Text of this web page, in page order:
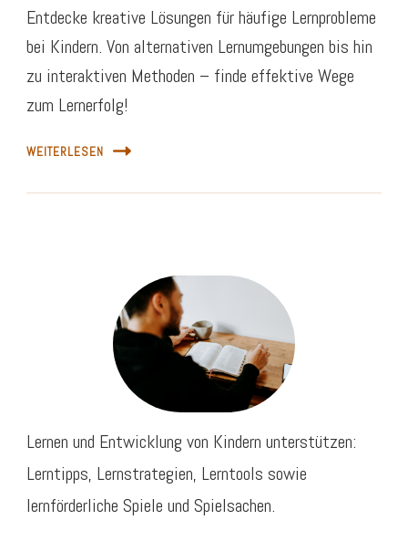
Entdecke kreative Lösungen für häufige Lernprobleme
bei Kindern. Von alternativen Lernumgebungen bis hin
zu interaktiven Methoden – finde effektive Wege
zum Lernerfolg!
WEITERLESEN
Lernen und Entwicklung von Kindern unterstützen:
Lerntipps, Lernstrategien, Lerntools sowie
lernförderliche Spiele und Spielsachen.